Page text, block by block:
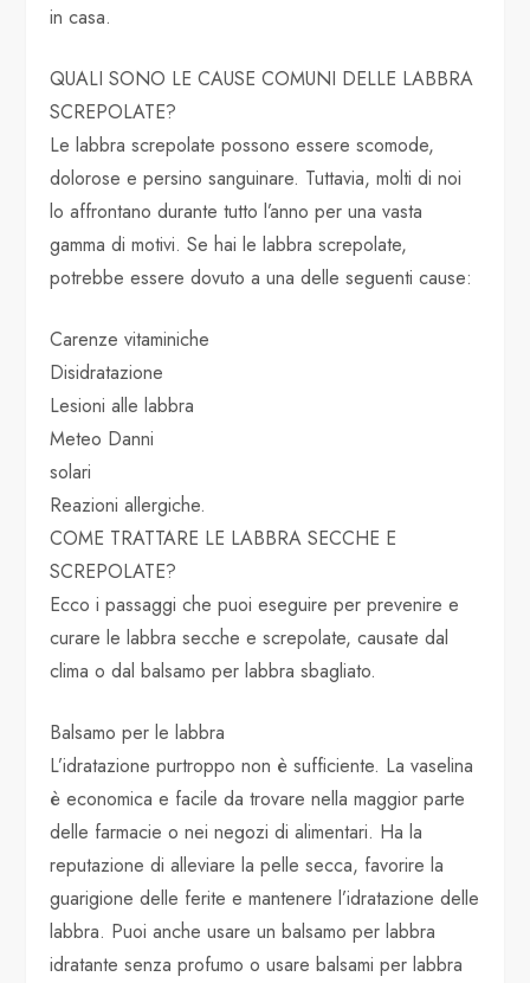
in casa.
QUALI SONO LE CAUSE COMUNI DELLE LABBRA
SCREPOLATE?
Le labbra screpolate possono essere scomode,
dolorose e persino sanguinare. Tuttavia, molti di noi
lo affrontano durante tutto l’anno per una vasta
gamma di motivi. Se hai le labbra screpolate,
potrebbe essere dovuto a una delle seguenti cause:
Carenze vitaminiche
Disidratazione
Lesioni alle labbra
Meteo Danni
solari
Reazioni allergiche.
COME TRATTARE LE LABBRA SECCHE E
SCREPOLATE?
Ecco i passaggi che puoi eseguire per prevenire e
curare le labbra secche e screpolate, causate dal
clima o dal balsamo per labbra sbagliato.
Balsamo per le labbra
L’idratazione purtroppo non è sufficiente. La vaselina
è economica e facile da trovare nella maggior parte
delle farmacie o nei negozi di alimentari. Ha la
reputazione di alleviare la pelle secca, favorire la
guarigione delle ferite e mantenere l’idratazione delle
labbra. Puoi anche usare un balsamo per labbra
idratante senza profumo o usare balsami per labbra